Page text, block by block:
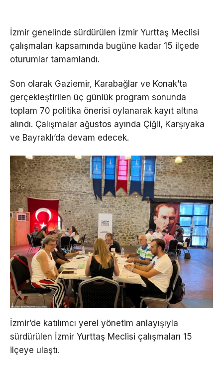
İzmir genelinde sürdürülen İzmir Yurttaş Meclisi
çalışmaları kapsamında bugüne kadar 15 ilçede
oturumlar tamamlandı.
Son olarak Gaziemir, Karabağlar ve Konak’ta
gerçekleştirilen üç günlük program sonunda
toplam 70 politika önerisi oylanarak kayıt altına
alındı. Çalışmalar ağustos ayında Çiğli, Karşıyaka
ve Bayraklı’da devam edecek.
İzmir’de katılımcı yerel yönetim anlayışıyla
sürdürülen İzmir Yurttaş Meclisi çalışmaları 15
ilçeye ulaştı.